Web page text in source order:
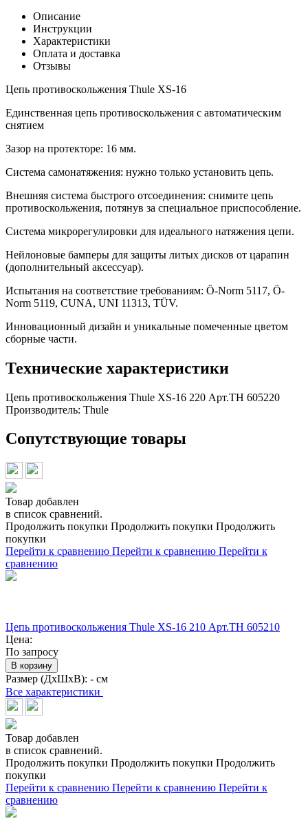
Описание
Инструкции
Характеристики
Оплата и доставка
Отзывы
Цепь противоскольжения Thule XS-16
Единственная цепь противоскольжения с ­автоматическим
снятием
Зазор на протекторе: 16 мм.
Система самонатяжения: нужно только установить цепь.
Внешняя система быстрого отсоединения: снимите цепь
противоскольжения, потянув за специальное приспособление.
Система микрорегулировки для идеального натяжения цепи.
Нейлоновые бамперы для защиты литых дисков от царапин
(дополнительный аксессуар).
Испытания на соответствие требованиям: Ö-Norm 5117, Ö-
Norm 5119, CUNA, UNI 11313, TÜV.
Инновационный дизайн и уникальные помеченные цветом
сборные части.
Технические характеристики
Цепь противоскольжения Thule XS-16 220 Арт.TH 605220
Производитель: Thule
Сопутствующие товары
Товар добавлен
в список сравнений.
Продолжить покупки Продолжить покупки Продолжить
покупки
Перейти к сравнению Перейти к сравнению Перейти к
сравнению
Цепь противоскольжения Thule XS-16 210 Арт.TH 605210
Цена:
По запросу
В корзину
Размер (ДхШхВ): - см
Все характеристики
Товар добавлен
в список сравнений.
Продолжить покупки Продолжить покупки Продолжить
покупки
Перейти к сравнению Перейти к сравнению Перейти к
сравнению